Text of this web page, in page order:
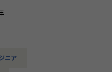
セキュリティ、ガバナンス
上流エンジニアとして積極
は新規プロジェクトにも参
。
ニア